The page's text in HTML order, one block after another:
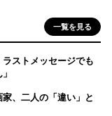
一覧を見る
ストメッセージでも
、二人の「違い」と